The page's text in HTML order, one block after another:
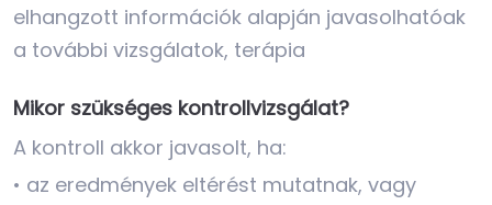
elhangzott információk alapján javasolhatóak
a további vizsgálatok, terápia
Mikor szükséges kontrollvizsgálat?
A kontroll akkor javasolt, ha:
• az eredmények eltérést mutatnak, vagy